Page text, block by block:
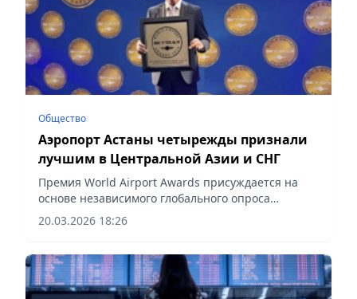
Общество
Аэропорт Астаны четырежды признали
лучшим в Центральной Азии и СНГ
Премия World Airport Awards присуждается на
основе независимого глобального опроса
пассажиров и охватывает более 560 аэропортов
мира, сообщает Vecher.kz.
20.03.2026 18:26